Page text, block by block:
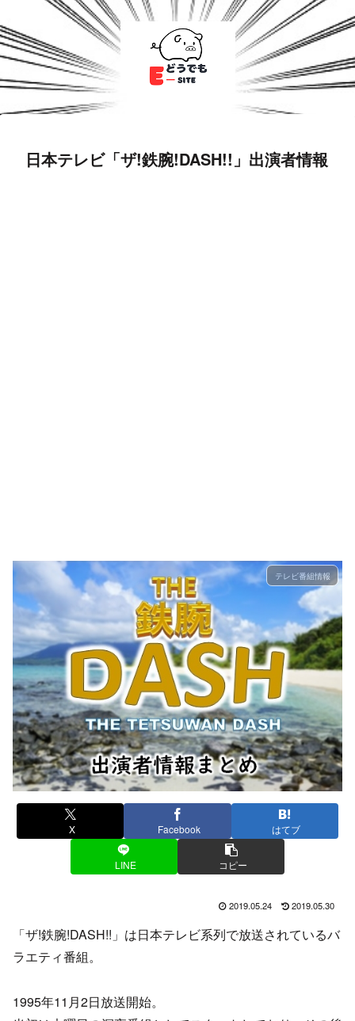
日本テレビ「ザ!鉄腕!DASH!!」出演者情報
テレビ番組情報
X Facebook はてブ
LINE コピー
2019.05.24 2019.05.30
「ザ!鉄腕!DASH!!」は日本テレビ系列で放送されているバ
ラエティ番組。
1995年11月2日放送開始。